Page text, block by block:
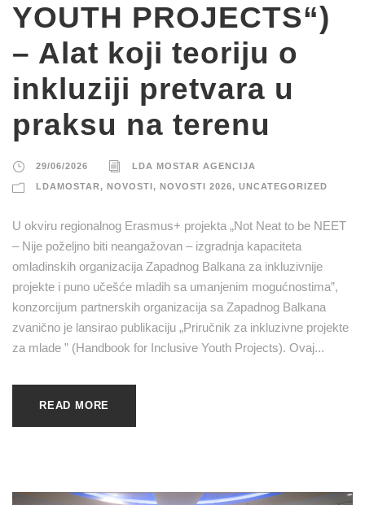
YOUTH PROJECTS“)
– Alat koji teoriju o
inkluziji pretvara u
praksu na terenu
29/06/2026 LDA MOSTAR AGENCIJA
LDAMOSTAR, NOVOSTI , NOVOSTI 2026, UNCATEGORIZED
U okviru regionalnog Erasmus+ projekta „Not Neat to be NEET
– Nije poželjno biti neangažovan – izgradnja kapaciteta
omladinskih organizacija Zapadnog Balkana za inkluzivnije
projekte i puno učešće mladih sa umanjenim mogućnostima”,
konzorcijum partnerskih organizacija sa Zapadnog Balkana
zvanično je lansirao publikaciju „Priručnik za inkluzivne projekte
za mlade ” (Handbook for Inclusive Youth Projects). Ovaj...
READ MORE